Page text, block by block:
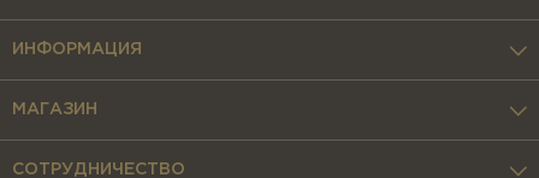
ИНФОРМАЦИЯ
МАГАЗИН
СОТРУДНИЧЕСТВО